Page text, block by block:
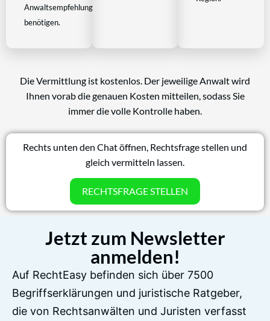
Anwaltsempfehlung
benötigen.
Die Vermittlung ist kostenlos. Der jeweilige Anwalt wird
Ihnen vorab die genauen Kosten mitteilen, sodass Sie
immer die volle Kontrolle haben.
Rechts unten den Chat öffnen, Rechtsfrage stellen und
gleich vermitteln lassen.
RECHTSFRAGE STELLEN
Jetzt zum Newsletter
anmelden!
Auf RechtEasy befinden sich über 7500
Begriffserklärungen und juristische Ratgeber,
die von Rechtsanwälten und Juristen verfasst